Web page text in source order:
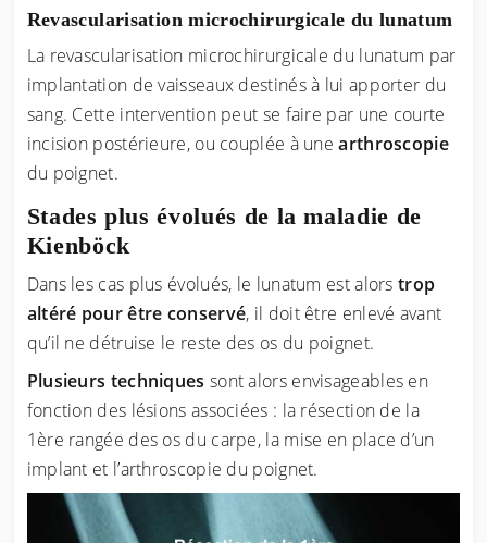
Revascularisation microchirurgicale du lunatum
La revascularisation microchirurgicale du lunatum par
implantation de vaisseaux destinés à lui apporter du
sang. Cette intervention peut se faire par une courte
incision postérieure, ou couplée à unearthroscopie
du poignet.
Stades plus évolués de la maladie de
Kienböck
Dans les cas plus évolués, le lunatum est alorstrop
altéré pour être conservé, il doit être enlevé avant
qu’il ne détruise le reste des os du poignet.
Plusieurs techniques sont alors envisageables en
fonction des lésions associées : la résection de la
1ère rangée des os du carpe, la mise en place d’un
implant et l’arthroscopie du poignet.